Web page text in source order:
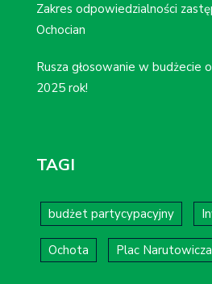
Zakres odpowiedzialności
Ochocian
Rusza głosowanie w budżecie
2025 rok!
TAGI
budżet partycypacyjny
Ochota Plac Narutowicza